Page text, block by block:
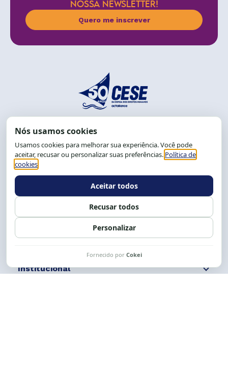
NOSSA NEWSLETTER!
Quero me inscrever
End.: R. da Graça, 150. Graça
CEP: 40.150-055
Salvador-BA, Brasil.
Tel.: (71) 2104-5457, Cel.: (71) 9 9239-2104 ou 2105
Expediente: 8h às 12h e 13 às 17h.
Siga nossas redes Fale conosco
Institucional